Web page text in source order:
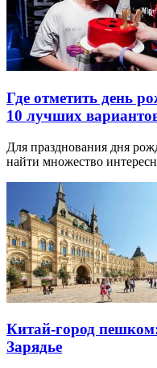
Где отметить день
10 лучших
Для празднования дня
найти множество
Китай-город
Зарядье